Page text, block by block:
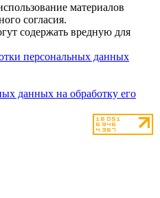
материалов
согласия.
содержать вредную для
персональных данных
данных на обработку его